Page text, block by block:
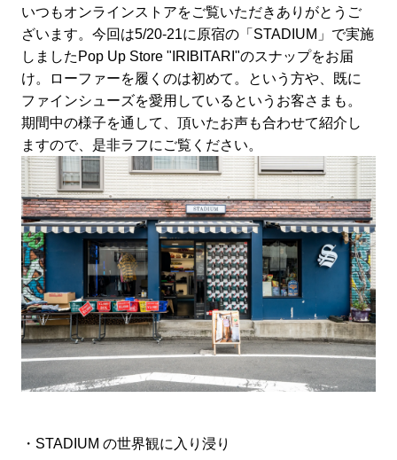
いつもオンラインストアをご覧いただきありがとうご
ざいます。今回は5/20-21に原宿の「STADIUM」で実施
しましたPop Up Store "IRIBITARI"のスナップをお届
け。ローファーを履くのは初めて。という方や、既に
ファインシューズを愛用しているというお客さまも。
期間中の様子を通して、頂いたお声も合わせて紹介し
ますので、是非ラフにご覧ください。
・STADIUM の世界観に入り浸り